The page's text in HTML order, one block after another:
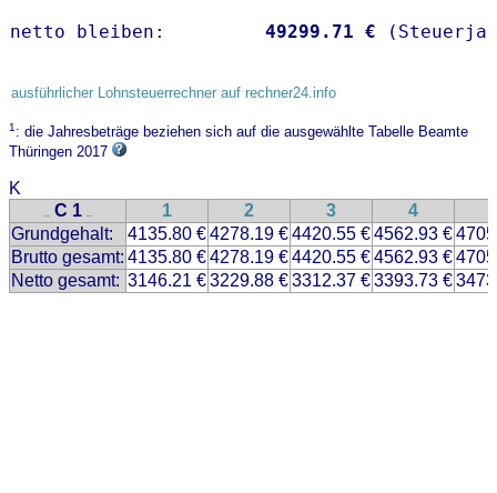
netto bleiben: 49299.71 €
ausführlicher Lohnsteuerrechner auf rechner24.info
1: die Jahresbeträge beziehen sich auf die ausgewählte Tabelle Beamte
Thüringen 2017
K
.. C 1 .. 1 2 3 4
Grundgehalt:
4135.80 €4278.19 €4420.55 €4562.93 €
Brutto gesamt: 4135.80 €4278.19 €4420.55 €4562.93 €
Netto gesamt: 3146.21 €3229.88 €3312.37 €3393.73 €